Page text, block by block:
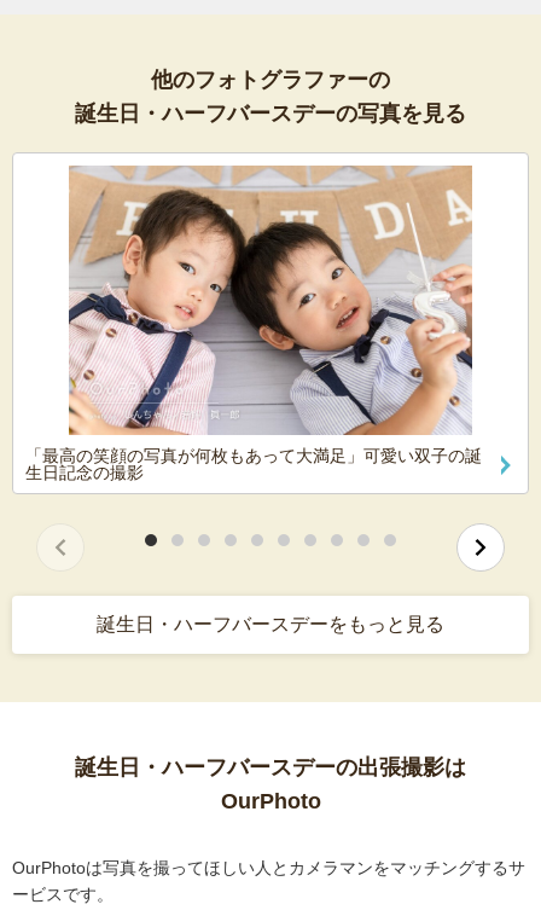
他のフォトグラファーの
誕生日・ハーフバースデーの写真を見る
「最高の笑顔の写真が何枚もあって大満足」可愛い双子の誕
生日記念の撮影
誕生日・ハーフバースデーをもっと見る
誕生日・ハーフバースデーの出張撮影は
OurPhoto
OurPhotoは写真を撮ってほしい人とカメラマンをマッチングするサ
ービスです。